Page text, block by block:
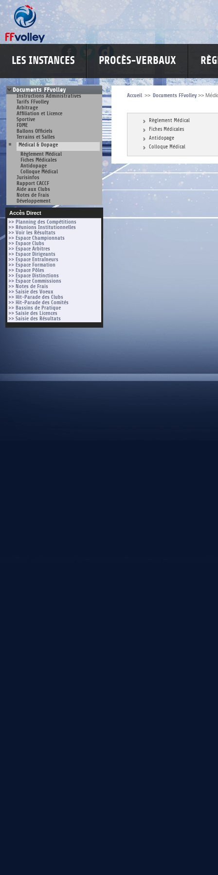
LES INSTANCES PROCÈS-VERBAUX
Documents FFvolley
Instructions Administratives
Tarifs FFvolley
Arbitrage
Affiliation et Licence
Sportive
FDME
Ballons Officiels
Terrains et Salles
Médical & Dopage
Règlement Médical
Fiches Médicales
Antidopage
Colloque Médical
Jurisinfos
Rapport CACCF
Aide aux Clubs
Notes de Frais
Développement
Accès Direct
>> Planning des Compétitions
>> Réunions Institutionnelles
>> Voir les Résultats
>> Espace Championnats
>> Espace Clubs
>> Espace Arbitres
>> Espace Dirigeants
>> Espace Entraîneurs
>> Espace Formation
>> Espace Pôles
>> Espace Distinctions
>> Espace Commissions
>> Notes de Frais
>> Saisie des Voeux
>> Hit-Parade des Clubs
>> Hit-Parade des Comités
>> Bassins de Pratique
>> Saisie des Licences
>> Saisie des Résultats
Accueil >> Documents FFvolley >>
Règlement Médical
Fiches Médicales
Antidopage
Colloque Médical